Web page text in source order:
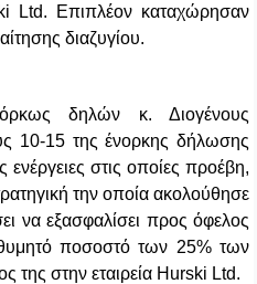
Ltd. Επιπλέον καταχώρησαν
διαζυγίου.
δηλών κ. Διογένους
10-15 της ένορκης δήλωσης
ενέργειες στις οποίες προέβη,
την οποία ακολούθησε
να εξασφαλίσει προς όφελος
ποσοστό των 25% των
της στην εταιρεία Hurski Ltd.